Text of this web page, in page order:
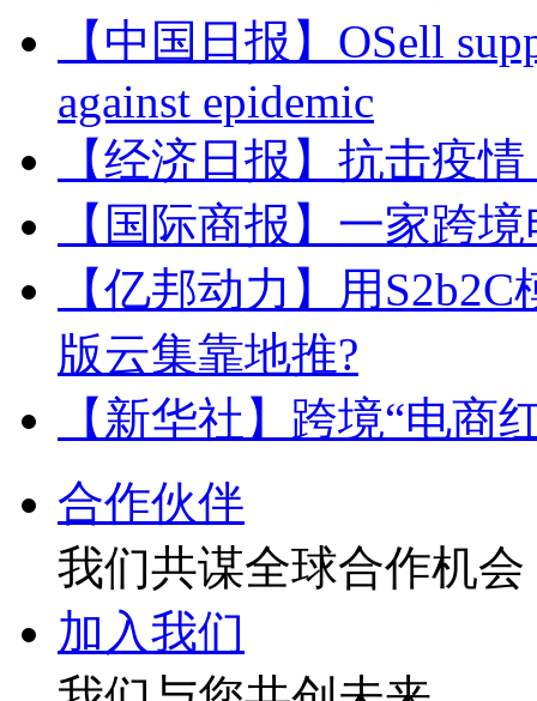
【中国日报】OSell
against epidemic
【经济日报】抗击疫
【国际商报】一家跨
【亿邦动力】用
版云集靠地推?
【新华社】跨境“电商
合作伙伴
我们共谋全球合作机会
加入我们